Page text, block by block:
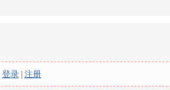
登录 注册